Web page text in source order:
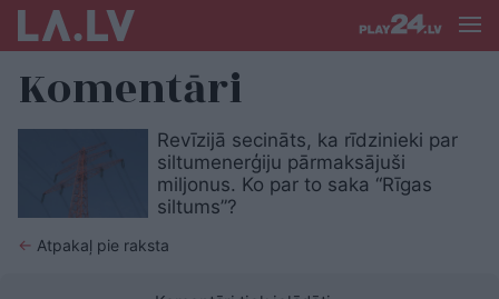
Komentāri
Revīzijā secināts, ka rīdzinieki par
siltumenerģiju pārmaksājuši
miljonus. Ko par to saka “Rīgas
siltums”?
← Atpakaļ pie raksta